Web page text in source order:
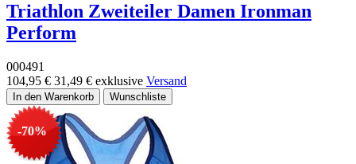
Triathlon Zweiteiler Damen Ironman
Perform
000491
104,95 € 31,49 € exklusive Versand
-70%